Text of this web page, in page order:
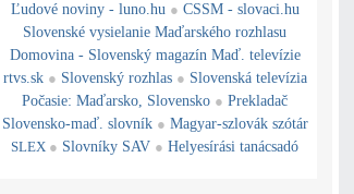
Ľudové noviny - luno.hu ● CSSM - slovaci.hu
Slovenské vysielanie Maďarského rozhlasu
Domovina - Slovenský magazín Maď. televízie
rtvs.sk ● Slovenský rozhlas ● Slovenská televízia
Počasie: Maďarsko, Slovensko ● Prekladač
Slovensko-maď. slovník ● Magyar-szlovák szótár
SLEX ● Slovníky SAV ● Helyesírási tanácsadó